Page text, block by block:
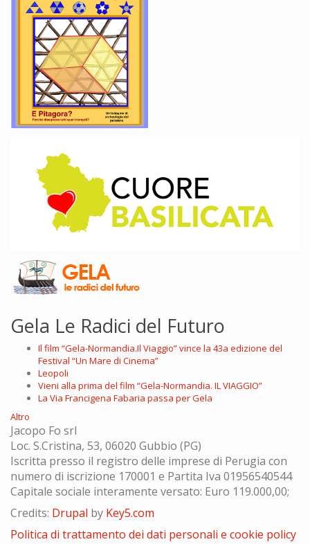
Gela Le Radici del Futuro
Il film “Gela-Normandia.Il Viaggio” vince la 43a edizione del
Festival “Un Mare di Cinema”
Leopoli
Vieni alla prima del film “Gela-Normandia. IL VIAGGIO”
La Via Francigena Fabaria passa per Gela
Altro
Jacopo Fo srl
Loc. S.Cristina, 53, 06020 Gubbio (PG)
Iscritta presso il registro delle imprese di Perugia con
numero di iscrizione 170001 e Partita Iva 01956540544
Capitale sociale interamente versato: Euro 119.000,00;
Credits: Drupal by Key5.com
Politica di trattamento dei dati personali e cookie policy